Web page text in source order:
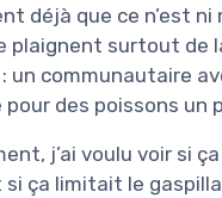
déjà que ce n’est
plaignent surtout de
un communautaire
pour des poissons un
j’ai voulu voir si
ça limitait le